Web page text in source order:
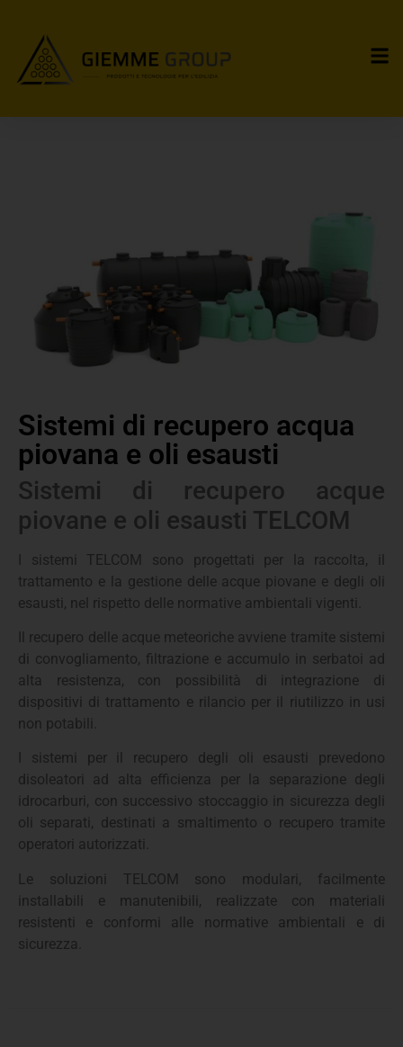
Sistemi di recupero acqua
piovana e oli esausti
Sistemi di recupero acque
piovane e oli esausti TELCOM
I sistemi TELCOM sono progettati per la raccolta, il
trattamento e la gestione delle acque piovane e degli oli
esausti, nel rispetto delle normative ambientali vigenti.
Il recupero delle acque meteoriche avviene tramite sistemi
di convogliamento, filtrazione e accumulo in serbatoi ad
alta resistenza, con possibilità di integrazione di
dispositivi di trattamento e rilancio per il riutilizzo in usi
non potabili.
I sistemi per il recupero degli oli esausti prevedono
disoleatori ad alta efficienza per la separazione degli
idrocarburi, con successivo stoccaggio in sicurezza degli
oli separati, destinati a smaltimento o recupero tramite
operatori autorizzati.
Le soluzioni TELCOM sono modulari, facilmente
installabili e manutenibili, realizzate con materiali
resistenti e conformi alle normative ambientali e di
sicurezza.